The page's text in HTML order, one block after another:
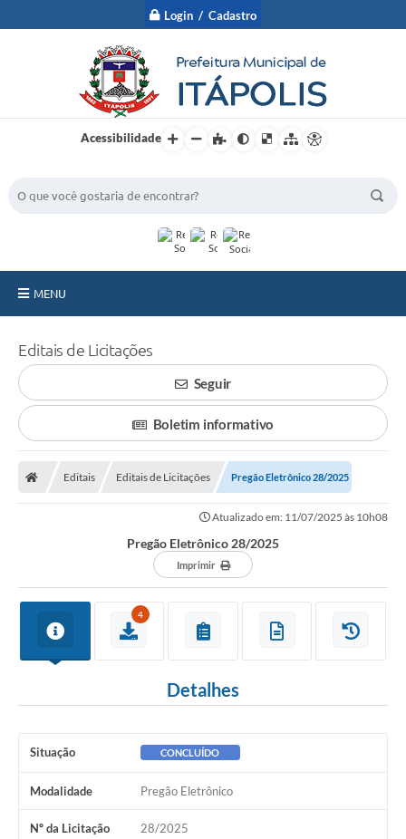
Login / Cadastro
Acessibilidade
MENU
Nossa Cidade
Secretarias
Serviços Online
Carta de Serviços
Contratos
Via Rápida Empresa
Itinerário do Transporte Público de Itápolis
Documentos
Editais de Licitações
Seguir
Boletim informativo
Editais Editais de Licitações Pregão Eletrônico 28/2025
Atualizado em: 11/07/2025 às 10h08
Pregão Eletrônico 28/2025
Imprimir
4
Detalhes
Situação CONCLUÍDO
Modalidade Pregão Eletrônico
Nº da Licitação 28/2025